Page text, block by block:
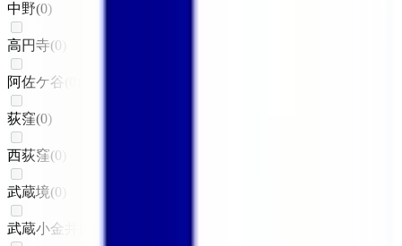
中野(0)
高円寺(0
阿佐ケ谷
荻窪(0)
西荻窪(0
武蔵境(0
武蔵小金井